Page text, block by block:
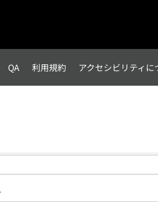
QA 利用規約 アクセシビリティに